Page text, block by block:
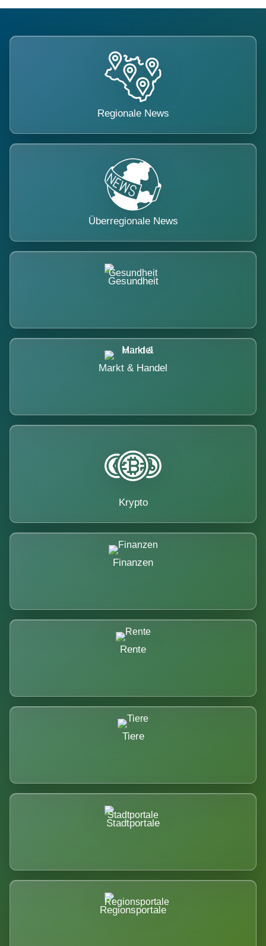
Regionale News
Überregionale News
Gesundheit
Markt & Handel
Krypto
Finanzen
Rente
Tiere
Stadtportale
Regionsportale